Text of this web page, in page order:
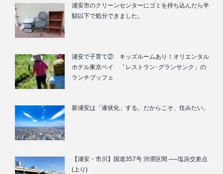
浦安市のクリーンセンターにゴミを持ち込んだら半
額以下で処分できました。
浦安で子育て② キッズルームあり！オリエンタル
ホテル東京ベイ 「レストラン･グランサンク」の
ランチブッフェ
新浦安は「液状化」する。だからこそ、住みたい。
【浦安・市川】国道357号 渋滞区間 ──塩浜交差点
(上り)